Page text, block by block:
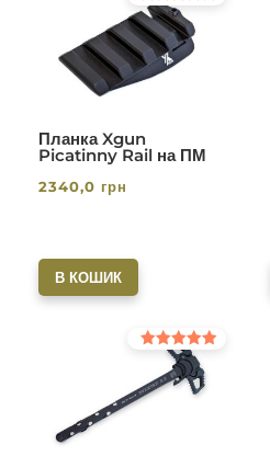
Планка Xgun
Picatinny Rail на ПМ
Оцінено в
5.00
з 5
2340,0 грн
В КОШИК
Оцінено в
з 5